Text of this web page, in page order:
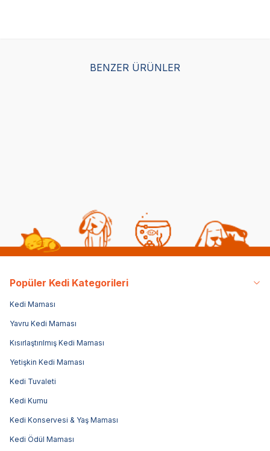
BENZER ÜRÜNLER
Popüler Kedi Kategorileri
Kedi Maması
Yavru Kedi Maması
Kısırlaştırılmış Kedi Maması
Yetişkin Kedi Maması
Kedi Tuvaleti
Kedi Kumu
Kedi Konservesi & Yaş Maması
Kedi Ödül Maması